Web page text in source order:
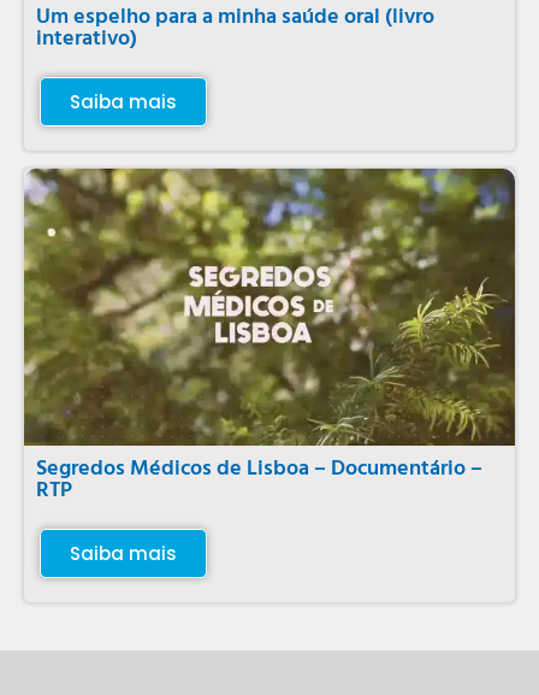
Um espelho para a minha saúde oral (livro
interativo)
Saiba mais
Segredos Médicos de Lisboa – Documentário –
RTP
Saiba mais